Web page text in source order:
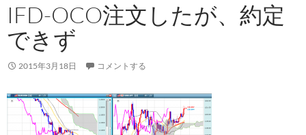
IFD-OCO注文したが、約定
できず
2015年3月18日 コメントする